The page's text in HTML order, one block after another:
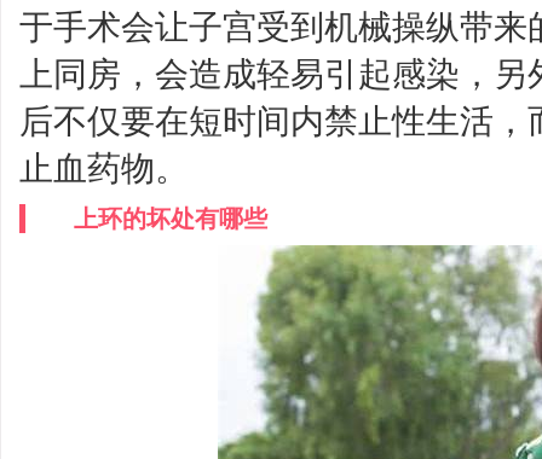
于手术会让子宫受到机械操纵带
上同房，会造成轻易引起感染，
后不仅要在短时间内禁止性生活
止血药物。
上环的坏处有哪些